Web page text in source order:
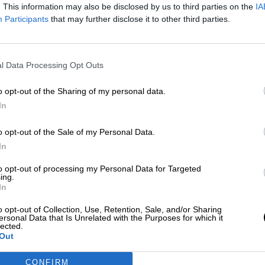
This information may also be disclosed by us to third parties on the
Participants that may further disclose it to other third parties.
Data Processing Opt Outs
opt-out of the Sharing of my personal data.
opt-out of the Sale of my Personal Data.
opt-out of processing my Personal Data for Targeted
opt-out of Collection, Use, Retention, Sale, and/or Sharing
Data that Is Unrelated with the Purposes for which it
CONFIRM
las organizaciones de izquierdas de la gestión
otorgado a Caritas 130 millones de un subsidio
hace más de una década"
sido el primero paso para conseguir el viaje